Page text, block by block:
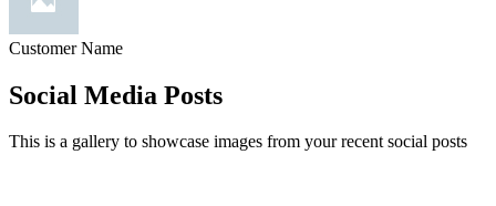
Customer Name
Social Media Posts
This is a gallery to showcase images from your recent social posts